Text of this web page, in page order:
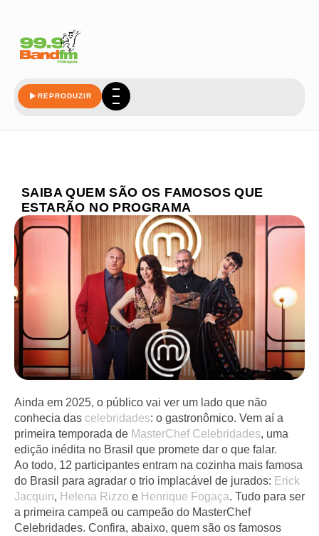
REPRODUZIR
SAIBA QUEM SÃO OS FAMOSOS QUE
ESTARÃO NO PROGRAMA
Ainda em 2025, o público vai ver um lado que não
conhecia das celebridades: o gastronômico. Vem aí a
primeira temporada de MasterChef Celebridades, uma
edição inédita no Brasil que promete dar o que falar.
Ao todo, 12 participantes entram na cozinha mais famosa
do Brasil para agradar o trio implacável de jurados: Erick
Jacquin, Helena Rizzo e Henrique Fogaça. Tudo para ser
a primeira campeã ou campeão do MasterChef
Celebridades. Confira, abaixo, quem são os famosos